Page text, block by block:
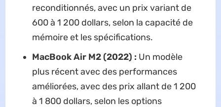
reconditionnés, avec un prix variant de
600 à 1 200 dollars, selon la capacité de
mémoire et les spécifications.
MacBook Air M2 (2022) : Un modèle
plus récent avec des performances
améliorées, avec des prix allant de 1 200
à 1 800 dollars, selon les options